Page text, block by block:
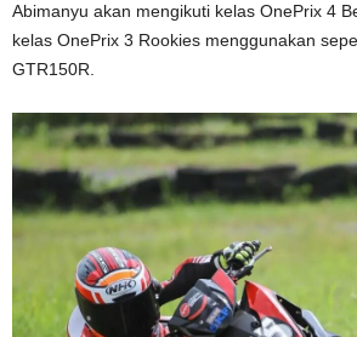
Abimanyu akan mengikuti kelas OnePrix 4
kelas OnePrix 3 Rookies menggunakan
GTR150R.